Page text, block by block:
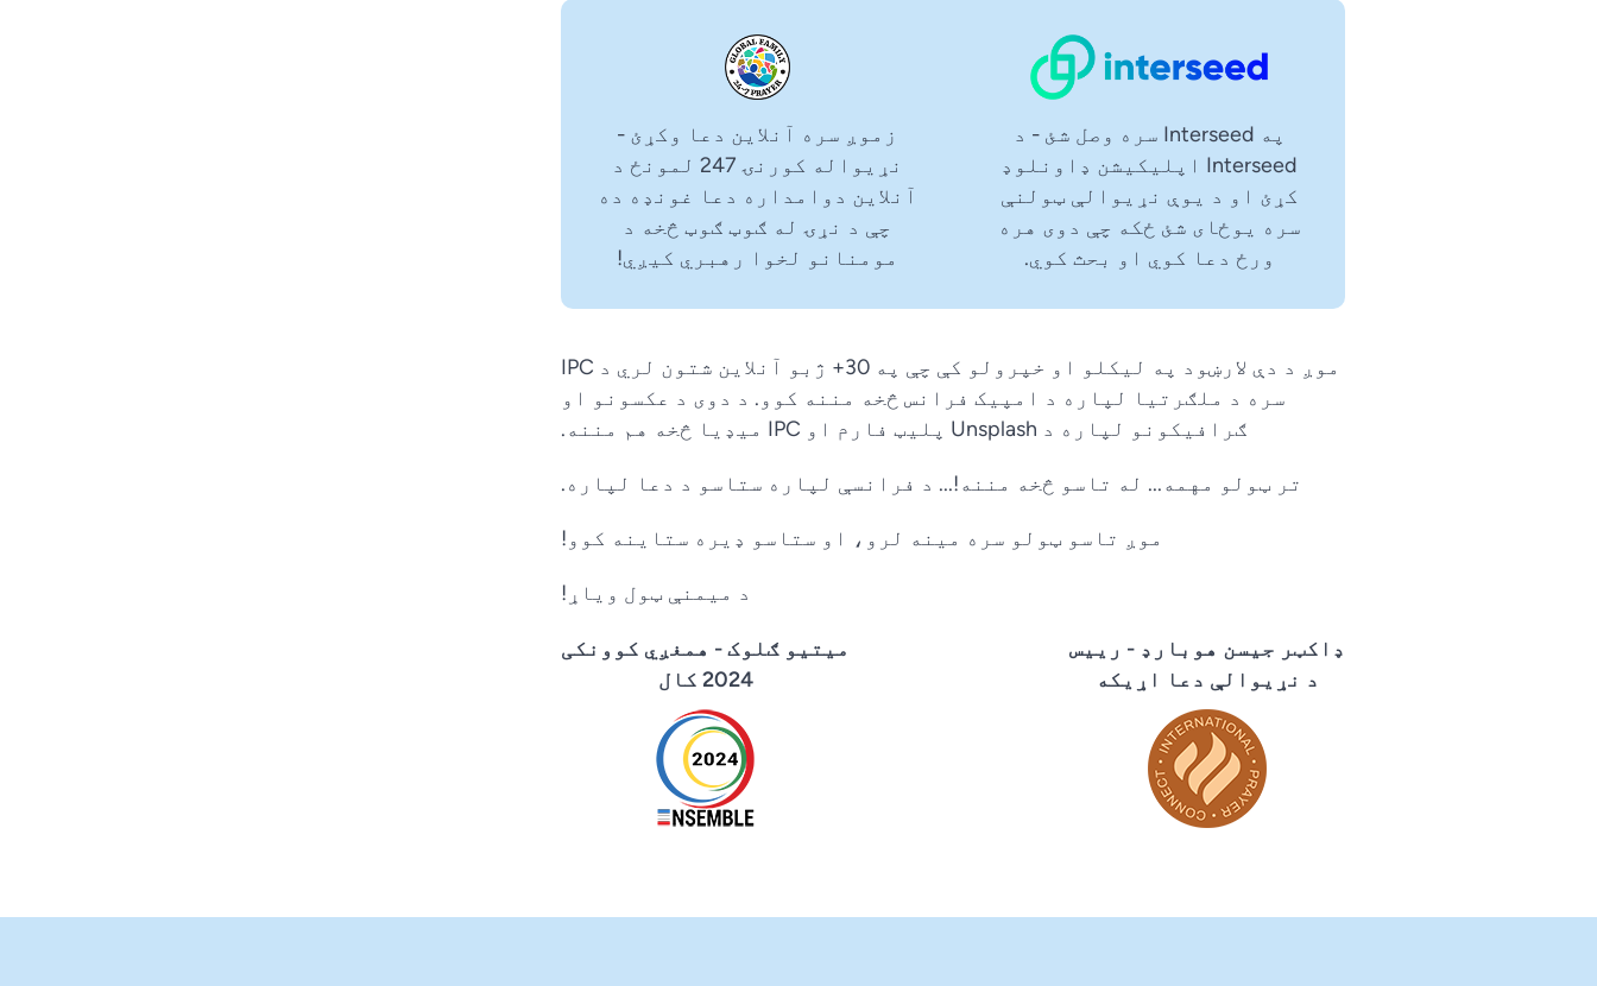
په Interseed سره وصل شئ - د
Interseed اپلیکیشن ډاونلوډ
کړئ او د یوې نړیوالې ټولنې
سره یوځای شئ ځکه چې دوی هره
ورځ دعا کوي او بحث کوي.
زموږ سره آنلاین دعا وکړئ -
نړیواله کورنۍ 247 لمونځ د
آنلاین دوامداره دعا غونډه ده
چې د نړۍ له ګوټ ګوټ څخه د
مومنانو لخوا رهبري کیږي!
موږ د دې لارښود په لیکلو او خپرولو کې چې په 30+ ژبو آنلاین شتون لري د IPC
سره د ملګرتیا لپاره د امپیک فرانس څخه مننه کوو. د دوی د عکسونو او
ګرافیکونو لپاره د Unsplash پلیټ فارم او IPC میډیا څخه هم مننه.
تر ټولو مهمه... له تاسو څخه مننه!... د فرانسې لپاره ستاسو د دعا لپاره.
موږ تاسو ټولو سره مینه لرو، او ستاسو ډیره ستاینه کوو!
د میمنې ټول ویاړ!
ډاکټر جیسن هوبارډ - رییس
د نړیوالې دعا اړیکه
میتیو ګلوک - همغږي کوونکی
2024 کال